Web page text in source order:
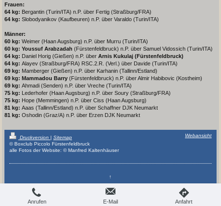
Frauen:
64 kg: Bergantin (Turin/ITA) n.P. über Fertig (Straßburg/FRA)
64 kg: Slobodyanikov (Kaufbeuren) n.P. über Varaldo (Turin/ITA)
Männer:
60 kg: Weimer (Haan Augsburg) n.P. über Murru (Turin/ITA)
60 kg: Youssuf Arabzadah (Fürstenfeldbruck) n.P. über Samuel Vidossich (Turin/ITA)
64 kg: Daniel Horig (Gießen) n.P. über Arnis Kukulaj (Fürstenfeldbruck)
64 kg: Alayev (Straßburg/FRA) RSC.2.R. (Verl.) über Davide (Turin/ITA)
69 kg: Mamberger (Gießen) n.P. über Karhanin (Tallinn/Estland)
69 kg: Mammadou Barry(Fürstenfeldbruck) n.P. über Almir Habibovic (Kostheim)
69 kg: Ahmadi (Senden) n.P. über Vreche (Turin/ITA)
75 kg: Lederhofer (Haan Augsburg) n.P. über Soury (Straßburg/FRA)
75 kg: Hope (Memmingen) n.P. über Ciss (Haan Augsburg)
81 kg: Aaas (Tallinn/Estland) n.P. über Schaffner DJK Neumarkt
81 kg: Oshodin (Graz/A) n.P. über Erzen DJK Neumarkt
Druckversion | Sitemap
© Boxclub Piccolo Fürstenfeldbruck
alle Fotos der Website: © Manfred Kaltenhäuser
Webansicht
↑
Anrufen E-Mail Anfahrt